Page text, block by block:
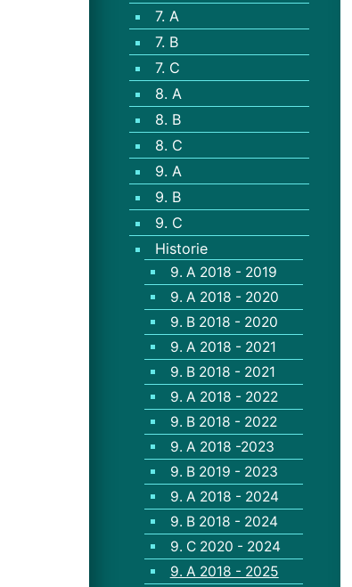
7. A
7. B
7. C
8. A
8. B
8. C
9. A
9. B
9. C
Historie
9. A 2018 - 2019
9. A 2018 - 2020
9. B 2018 - 2020
9. A 2018 - 2021
9. B 2018 - 2021
9. A 2018 - 2022
9. B 2018 - 2022
9. A 2018 -2023
9. B 2019 - 2023
9. A 2018 - 2024
9. B 2018 - 2024
9. C 2020 - 2024
9. A 2018 - 2025